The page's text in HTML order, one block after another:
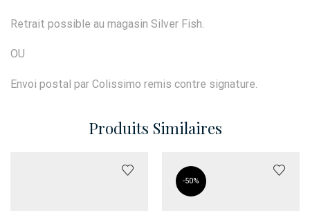
Retrait possible au magasin Silver Fish.
OU
Envoi postal par Colissimo remis contre signature.
Produits Similaires
-50%